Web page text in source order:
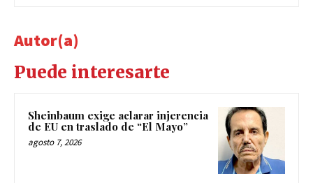
Autor(a)
Puede interesarte
Sheinbaum exige aclarar injerencia
de EU en traslado de “El Mayo”
agosto 7, 2026